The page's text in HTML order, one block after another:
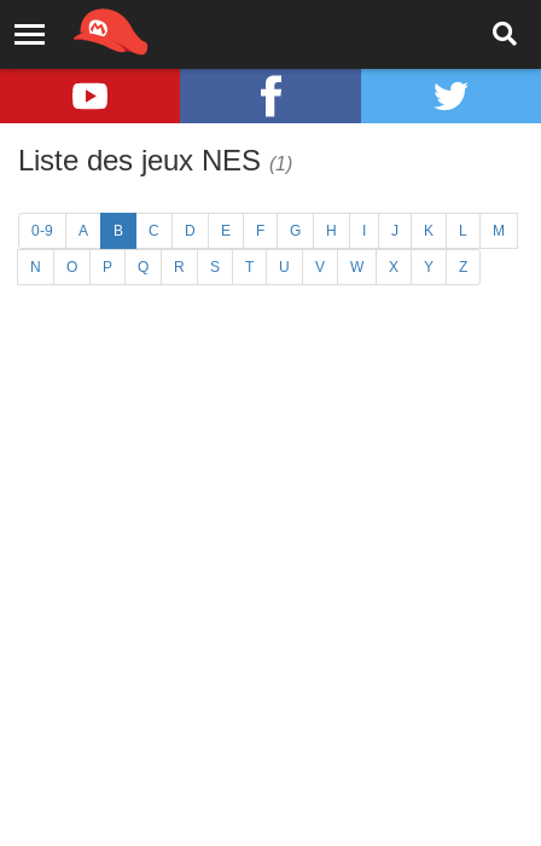
Liste des jeux NES (1)
0-9 A B C D E F G H J K L M
N O P Q R S T U V W X Y Z